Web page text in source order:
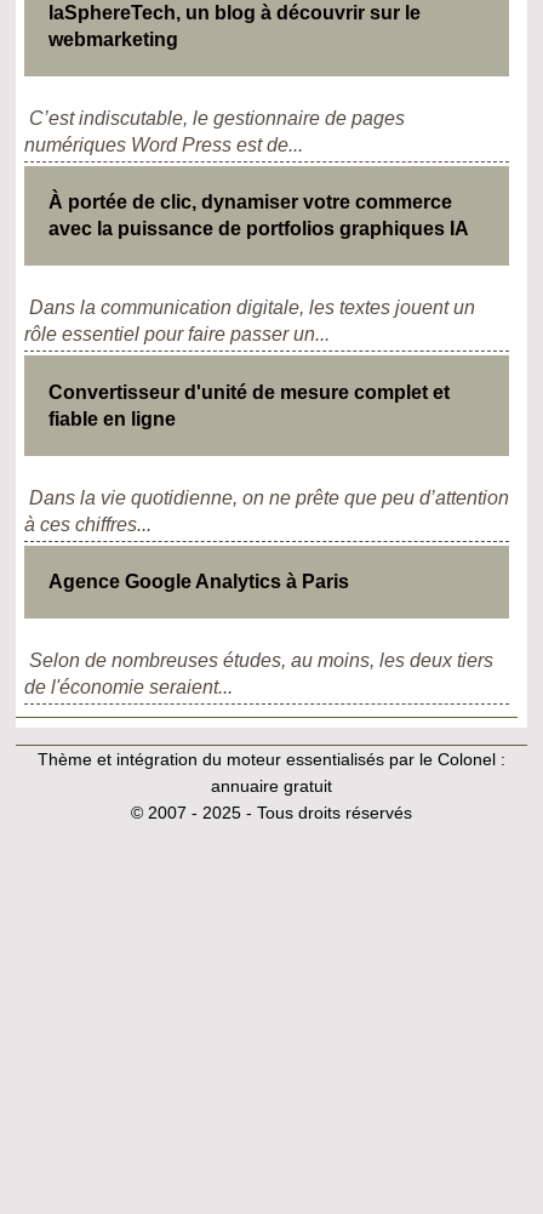
laSphereTech, un blog à découvrir sur le
webmarketing
C’est indiscutable, le gestionnaire de pages
numériques Word Press est de...
À portée de clic, dynamiser votre commerce
avec la puissance de portfolios graphiques IA
Dans la communication digitale, les textes jouent un
rôle essentiel pour faire passer un...
Convertisseur d'unité de mesure complet et
fiable en ligne
Dans la vie quotidienne, on ne prête que peu d’attention
à ces chiffres...
Agence Google Analytics à Paris
Selon de nombreuses études, au moins, les deux tiers
de l'économie seraient...
Thème et intégration du moteur essentialisés par le Colonel :
annuaire gratuit
© 2007 - 2025 - Tous droits réservés